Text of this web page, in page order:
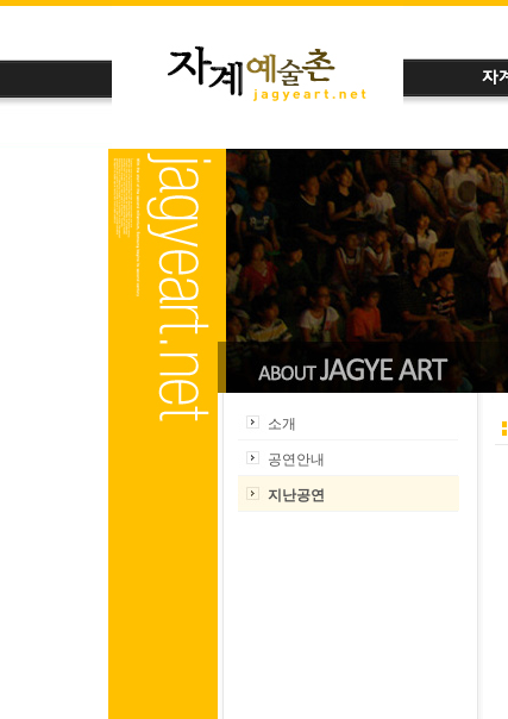
소개
공연안내
지난공연